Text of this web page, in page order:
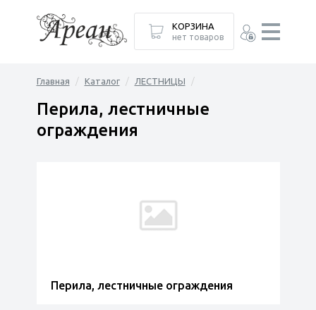
Главная Каталог ЛЕСТНИЦЫ
Перила, лестничные
ограждения
Перила, лестничные ограждения
КОРЗИНА
нет товаров